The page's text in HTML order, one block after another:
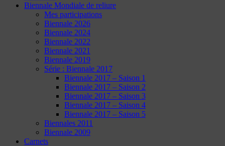
Biennale Mondiale de reliure
Mes participations
Biennale 2026
Biennale 2024
Biennale 2022
Biennale 2021
Biennale 2019
Série : Biennale 2017
Biennale 2017 – Saison 1
Biennale 2017 – Saison 2
Biennale 2017 – Saison 3
Biennale 2017 – Saison 4
Biennale 2017 – Saison 5
Biennales 2011
Biennale 2009
Carnets